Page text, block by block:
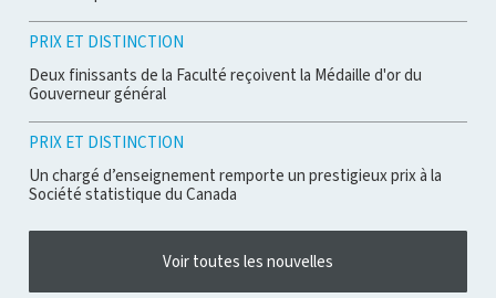
PRIX ET DISTINCTION
Deux finissants de la Faculté reçoivent la Médaille d'or du
Gouverneur général
PRIX ET DISTINCTION
Un chargé d’enseignement remporte un prestigieux prix à la
Société statistique du Canada
Voir toutes les nouvelles